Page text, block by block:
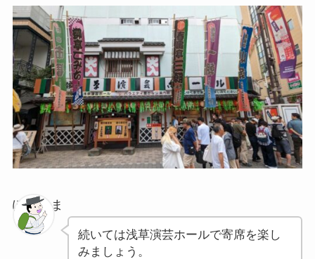
ぽちゃま
続いては浅草演芸ホールで寄席を楽し
みましょう。